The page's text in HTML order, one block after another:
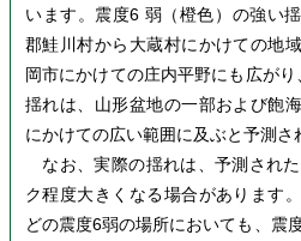
います。震度6 弱（橙色）の強い
郡鮭川村から大蔵村にかけての地
岡市にかけての庄内平野にも広が
揺れは、山形盆地の一部および飽
にかけての広い範囲に及ぶと予測さ
なお、実際の揺れは、予測され
ク程度大きくなる場合があります
どの震度6弱の場所においても、震